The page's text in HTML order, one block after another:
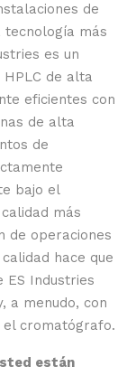
de
tecnología más
es un
de alta
eficientes con
de alta
de
bajo el
más
de operaciones
hace que
ES Industries
a menudo, con
el cromatógrafo.
están